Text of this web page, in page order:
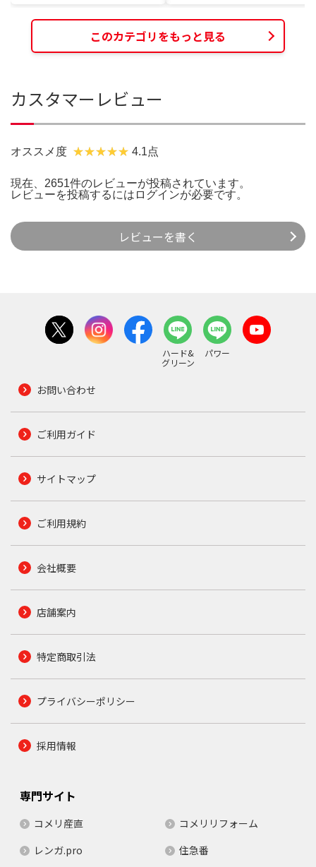
このカテゴリをもっと見る
カスタマーレビュー
オススメ度 4.1点
現在、2651件のレビューが投稿されています。
レビューを投稿するには ログインが必要です。
レビューを書く
ハード&
グリーン
パワー
お問い合わせ
ご利用ガイド
サイトマップ
ご利用規約
会社概要
店舗案内
特定商取引法
プライバシーポリシー
採用情報
専門サイト
コメリ産直
コメリリフォーム
レンガ.pro
住急番